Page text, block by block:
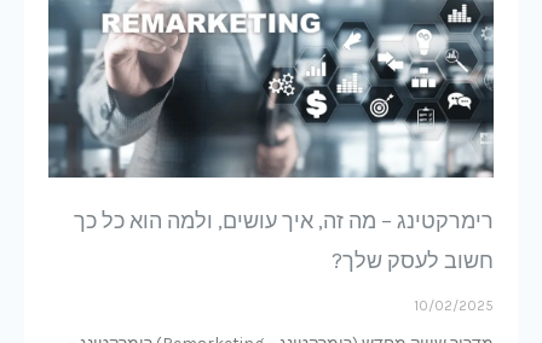
רימרקטינג – מה זה, איך עושים, ולמה הוא כל כך
חשוב לעסק שלך?
10/02/2025